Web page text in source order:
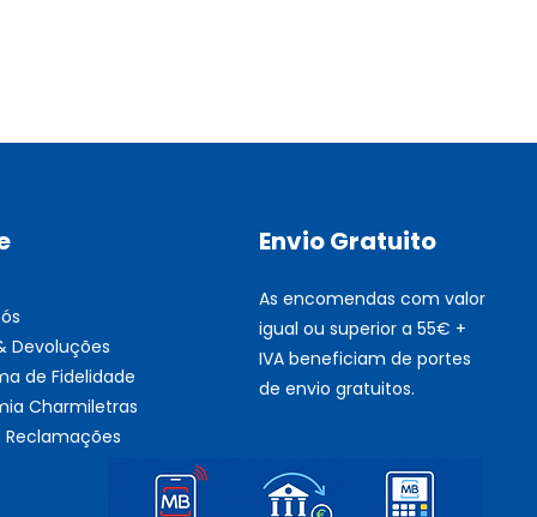
Devoluções
de Fidelidade
Charmiletras
Reclamações
Envio Gratuito
As encomendas com valor
igual ou superior a 55€ +
IVA beneficiam de portes
de envio gratuitos.